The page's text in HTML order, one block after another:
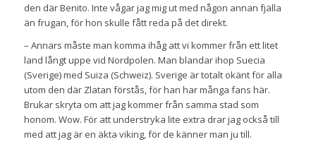
den där Benito. Inte vågar jag mig ut med någon annan fjälla
än frugan, för hon skulle fått reda på det direkt.
– Annars måste man komma ihåg att vi kommer från ett litet
land långt uppe vid Nordpolen. Man blandar ihop Suecia
(Sverige) med Suiza (Schweiz). Sverige är totalt okänt för alla
utom den där Zlatan förstås, för han har många fans här.
Brukar skryta om att jag kommer från samma stad som
honom. Wow. För att understryka lite extra drar jag också till
med att jag är en äkta viking, för de känner man ju till.